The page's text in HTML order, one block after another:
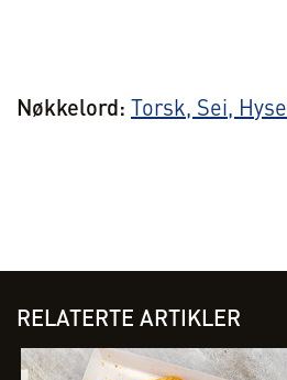
Nøkkelord: Torsk, Sei, Hyse
RELATERTE ARTIKLER